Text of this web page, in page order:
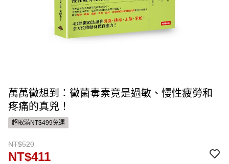
萬萬黴想到：黴菌毒素竟是過敏、慢性疲勞和
疼痛的真兇！
超取滿NT$499免運
NT$520
NT$411